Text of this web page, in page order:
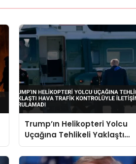
Trump’ın Helikopteri Yolcu
Uçağına Tehlikeli Yaklaştı
Hava Trafik Kontrolüyle
İletişim Kurulamadı